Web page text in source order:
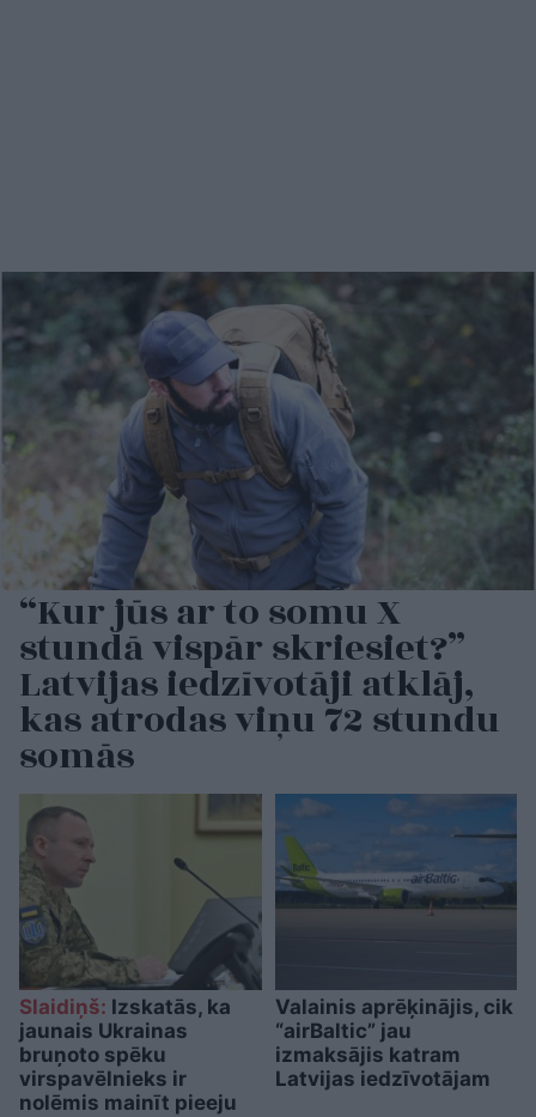
“Kur jūs ar to somu X
stundā vispār skriesiet?”
Latvijas iedzīvotāji atklāj,
kas atrodas viņu 72 stundu
somās
Slaidiņš: Izskatās, ka
jaunais Ukrainas
bruņoto spēku
virspavēlnieks ir
nolēmis mainīt pieeju
Valainis aprēķinājis, cik
“airBaltic” jau
izmaksājis katram
Latvijas iedzīvotājam